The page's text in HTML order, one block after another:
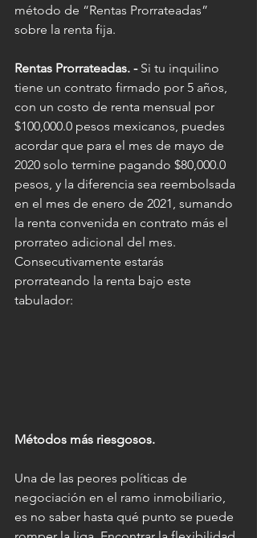
método de “Rentas Prorrateadas”
sobre la renta fija.
Rentas Prorrateadas. - Si tu inquilino
tiene un contrato firmado por 5 años,
con un costo de renta mensual por
$100,000.0 pesos mexicanos, puedes
acordar que para el mes de mayo de
2020 solo termine pagando $80,000.0
pesos, y la diferencia sea reembolsada
en el mes de enero de 2021, sumando
la renta convenida en contrato más el
prorrateo adicional del mes.
Consecutivamente estarás
prorrateando la renta bajo este
tabulador:
Métodos más riesgosos.
Una de las peores políticas de
negociación en el ramo inmobiliario,
es no saber hasta qué punto se puede